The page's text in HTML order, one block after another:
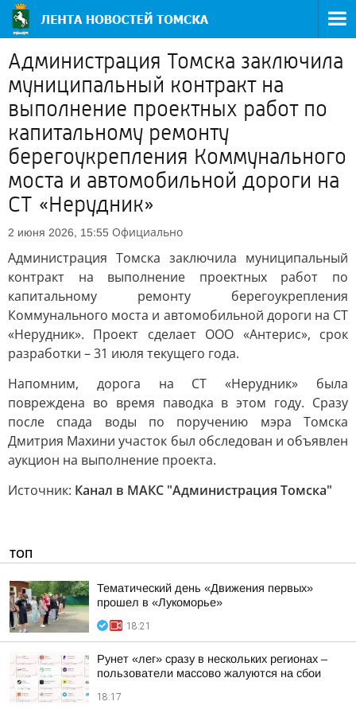
Администрация Томска заключила
муниципальный контракт на
выполнение проектных работ по
капитальному ремонту
берегоукрепления Коммунального
моста и автомобильной дороги на
СТ «Нерудник»
2 июня 2026, 15:55 Официально
Администрация Томска заключила муниципальный
контракт на выполнение проектных работ по
капитальному ремонту берегоукрепления
Коммунального моста и автомобильной дороги на СТ
«Нерудник». Проект сделает ООО «Антерис», срок
разработки – 31 июля текущего года.
Напомним, дорога на СТ «Нерудник» была
повреждена во время паводка в этом году. Сразу
после спада воды по поручению мэра Томска
Дмитрия Махини участок был обследован и объявлен
аукцион на выполнение проекта.
Источник: Канал в МАКС "Администрация Томска"
ТОП
Тематический день «Движения первых»
прошел в «Лукоморье»
18:21
Рунет «лег» сразу в нескольких регионах –
пользователи массово жалуются на сбои
18:17